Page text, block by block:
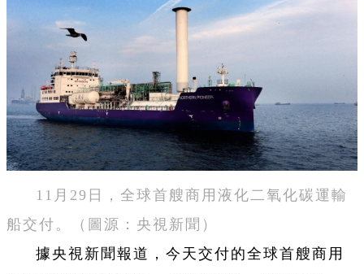
11月29日，全球首艘商用液化二氧化碳運輸
船交付。（圖源：央視新聞）
據央視新聞報道，今天交付的全球首艘商用